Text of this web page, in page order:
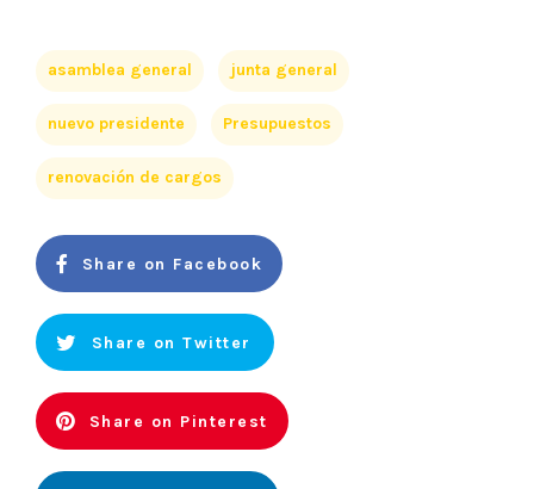
asamblea general junta general
nuevo presidente Presupuestos
renovación de cargos
Share on Facebook
Share on Twitter
Share on Pinterest